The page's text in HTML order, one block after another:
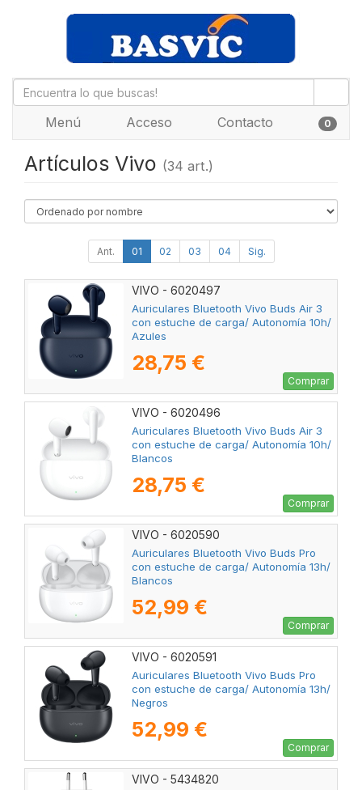
Menú Acceso Contacto 0
Artículos Vivo (34 art.)
Ant. 01 02 03 04 Sig.
VIVO - 6020497
Auriculares Bluetooth Vivo Buds Air 3
con estuche de carga/ Autonomía 10h/
Azules
28,75 €
Comprar
VIVO - 6020496
Auriculares Bluetooth Vivo Buds Air 3
con estuche de carga/ Autonomía 10h/
Blancos
28,75 €
Comprar
VIVO - 6020590
Auriculares Bluetooth Vivo Buds Pro
con estuche de carga/ Autonomía 13h/
Blancos
52,99 €
Comprar
VIVO - 6020591
Auriculares Bluetooth Vivo Buds Pro
con estuche de carga/ Autonomía 13h/
Negros
52,99 €
Comprar
VIVO - 5434820